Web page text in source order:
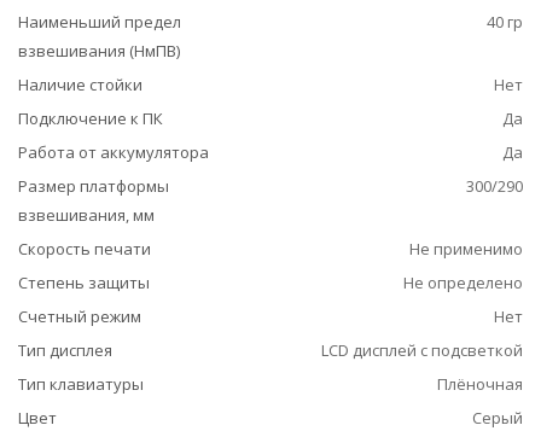
Наименьший предел
взвешивания (НмПВ)
40 гр
Наличие стойки
Нет
Подключение к ПК
Да
Работа от аккумулятора
Да
Размер платформы
взвешивания, мм
300/290
Скорость печати
Не применимо
Степень защиты
Не определено
Счетный режим
Нет
Тип дисплея
LCD дисплей с подсветкой
Тип клавиатуры
Плёночная
Цвет
Серый